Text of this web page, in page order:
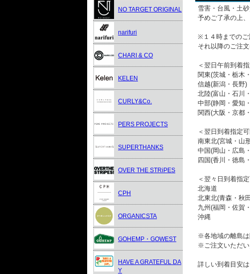
雪害・台風・土
予めご了承の上
※１４時までのご
それ以降のご注
＜翌日午前到着
関東(茨城・栃木
信越(新潟・長野)
北陸(富山・石川
中部(静岡・愛知
関西(大阪・京都
＜翌日到着指定
南東北(宮城・山
中国(岡山・広島
四国(香川・徳島
＜翌々日到着指
北海道
北東北(青森・秋
九州(福岡・佐賀
沖縄
※各地域の離島は
※ご注文いただい
詳しい到着目安
NO TARGET ORIGINAL
narifuri
CHARI & CO
KELEN
CURLY&Co.
PERS PROJECTS
SUPERTHANKS
OVER THE STRiPES
CPH
ORGANICSTA
GOHEMP・GOWEST
HAVE A GRATEFUL DA
Y